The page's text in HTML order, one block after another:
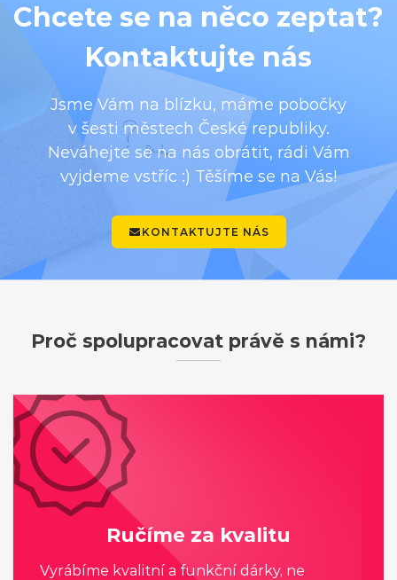
Chcete se na něco zeptat?
Kontaktujte nás
Jsme Vám na blízku, máme pobočky
v šesti městech České republiky.
Neváhejte se na nás obrátit, rádi Vám
vyjdeme vstříc :) Těšíme se na Vás!
KONTAKTUJTE NÁS
Proč spolupracovat právě s námi?
Ručíme za kvalitu
Vyrábíme kvalitní a funkční dárky, ne